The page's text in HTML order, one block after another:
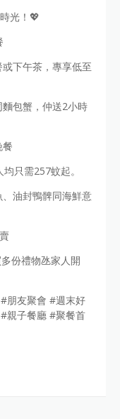
光！💖
下午茶，專享低至
麵包蟹，仲送2小時
只需257蚊起。
、油封鴨髀同海鮮意
份禮物氹家人開
朋友聚會 #週末好
親子餐廳 #聚餐首